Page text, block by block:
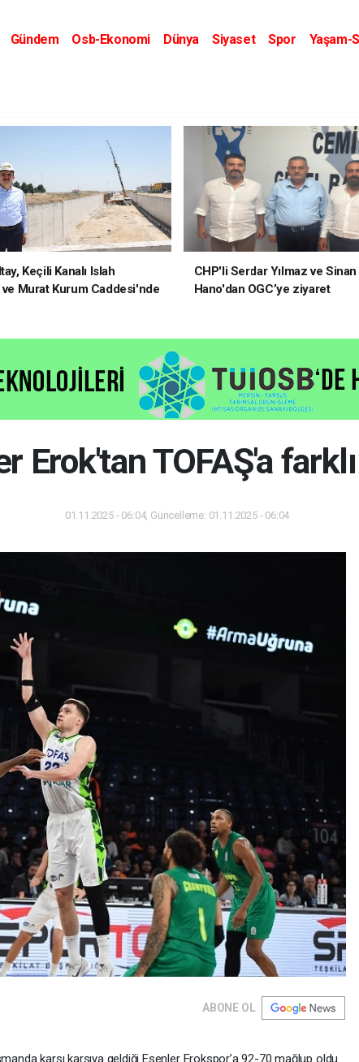
Gündem Osb-Ekonomi Dünya Siyaset Spor
Yaşam-
Keçili Kanalı Islah
ve Murat Kurum Caddesi'nde
CHP'li Serdar Yılmaz ve Sinan
Hano'dan OGC’ye ziyaret
Erok'tan TOFAŞ'a
01.11.2025 - 06:04, Güncelleme: 01.11.2025 - 06:04
ABONE OL
karşı karşıya geldiği Esenler Erokspor’a 92-70 mağlup oldu.